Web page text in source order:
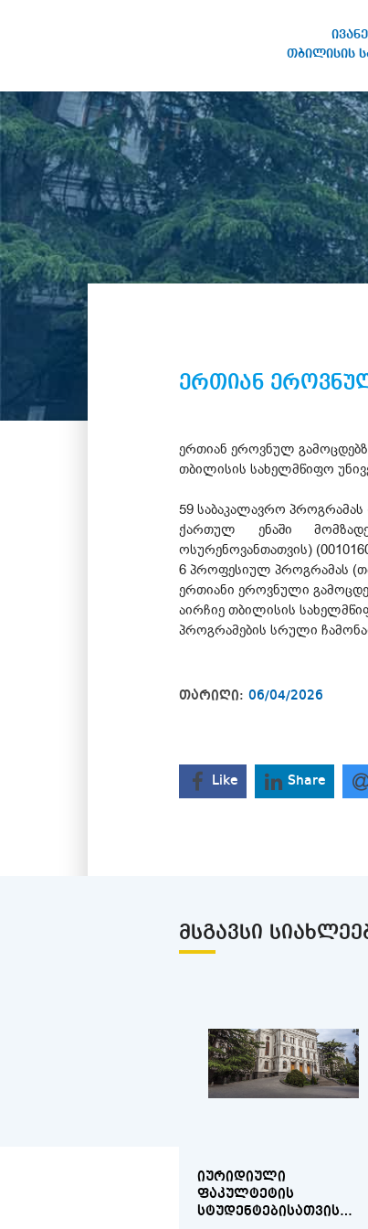
თბილისის
სახელობის თბილისის
სახელმწიფო უნივერსიტეტი
ერთიან
ერთიან ეროვნულ
თბილისის სახელმწიფო
59 საბაკალავრო პროგრამას
ქართულ ენაში
ოსურენოვანთათვის)
6 პროფესიულ პროგრამას
ერთიანი ეროვნული
აირჩიე თბილისის
პროგრამების სრული
თარიღი: 06/04/2026
Like Share
ᲛᲡᲒᲐᲕᲡᲘ
ᲘᲣᲠᲘᲓᲘᲣᲚᲘ
ᲤᲐᲙᲣᲚᲢᲔᲢᲘᲡ
ᲡᲢᲣᲓᲔᲜᲢᲔᲑᲘᲡᲐᲗᲕᲘᲡ